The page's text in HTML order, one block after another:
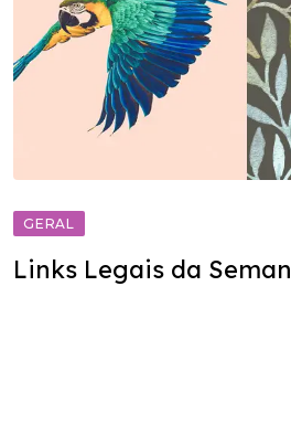
GERAL
Links Legais da